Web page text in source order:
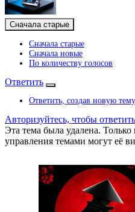
Сначала старые
Сначала старые
Сначала новые
По количеству голосов
Ответить
Ответить, создав новую тему
Авторизуйтесь, чтобы ответить
Эта тема была удалена. Только
управления темами могут её